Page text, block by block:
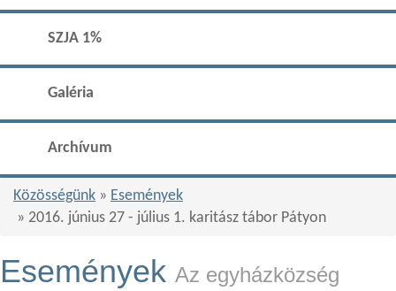
SZJA 1%
Galéria
Archívum
Közösségünk » Események
» 2016. június 27 - július 1. karitász tábor Pátyon
Események Az egyházközség